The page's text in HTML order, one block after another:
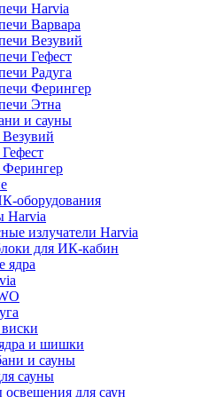
Harvia
Варвара
Везувий
Гефест
Радуга
Ферингер
Этна
и сауны
оборудования
Harvia
излучатели Harvia
для ИК-кабин
ядра
и шишки
и сауны
сауны
для саун